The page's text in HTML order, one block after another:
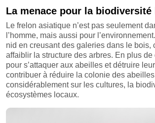
La menace pour la biodiversité
Le frelon asiatique n’est pas seulement
l’homme, mais aussi pour
nid en creusant des galeries dans le bois,
affaiblir la structure des arbres. En plus
pour s’attaquer aux abeilles et détruire
contribuer à réduire la colonie des
considérablement sur les cultures, la
écosystèmes locaux.